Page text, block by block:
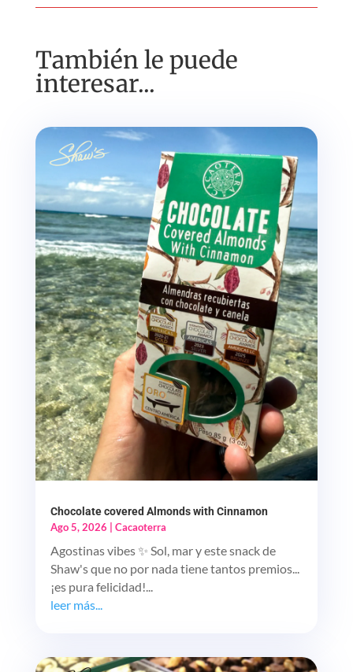
También le puede
interesar...
Chocolate covered Almonds with Cinnamon
Ago 5, 2026
Cacaoterra
Agostinas vibes ✨ Sol, mar y este snack de
Shaw's que no por nada tiene tantos premios...
¡es pura felicidad!...
leer más...